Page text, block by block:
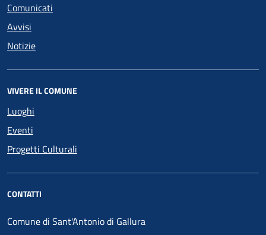
Comunicati
Avvisi
Notizie
VIVERE IL COMUNE
Luoghi
Eventi
Progetti Culturali
CONTATTI
Comune di Sant'Antonio di Gallura